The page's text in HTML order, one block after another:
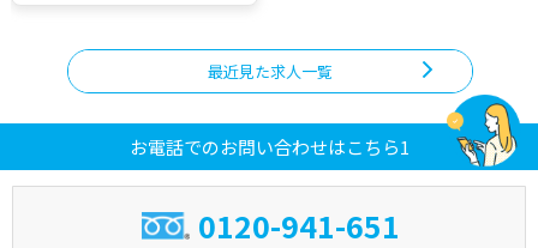
最近見た求人一覧
お電話でのお問い合わせはこちら1
0120-941-651